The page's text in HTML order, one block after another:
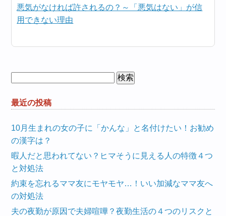
悪気がなければ許されるの？～「悪気はない」が信
用できない理由
最近の投稿
10月生まれの女の子に「かんな」と名付けたい！お勧め
の漢字は？
暇人だと思われてない？ヒマそうに見える人の特徴４つ
と対処法
約束を忘れるママ友にモヤモヤ…！いい加減なママ友へ
の対処法
夫の夜勤が原因で夫婦喧嘩？夜勤生活の４つのリスクと